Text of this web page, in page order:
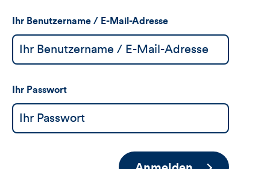
Ihr Benutzername / E-Mail-Adresse
Ihr Passwort